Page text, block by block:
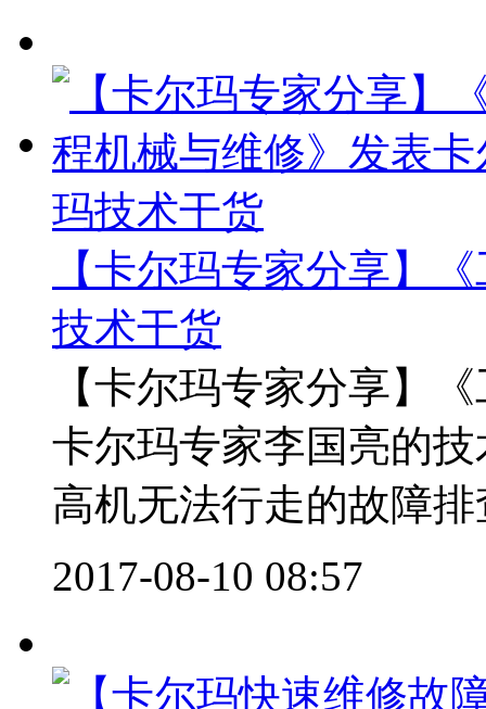
【卡尔玛专家分享】
技术干货
【卡尔玛专家分享】
卡尔玛专家李国亮的
高机无法行走的故障
2017-08-10 08:57